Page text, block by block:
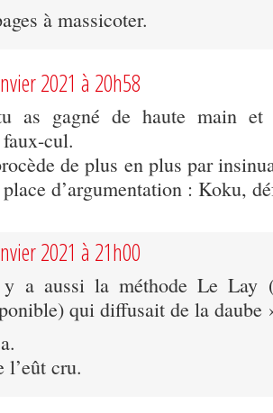
à massicoter.
2021 à 20h58
as gagné de haute main et
cul.
de plus en plus par
place d’argumentation : Koku,
2021 à 21h00
a aussi la méthode Le Lay
qui diffusait de la daube
l’eût cru.